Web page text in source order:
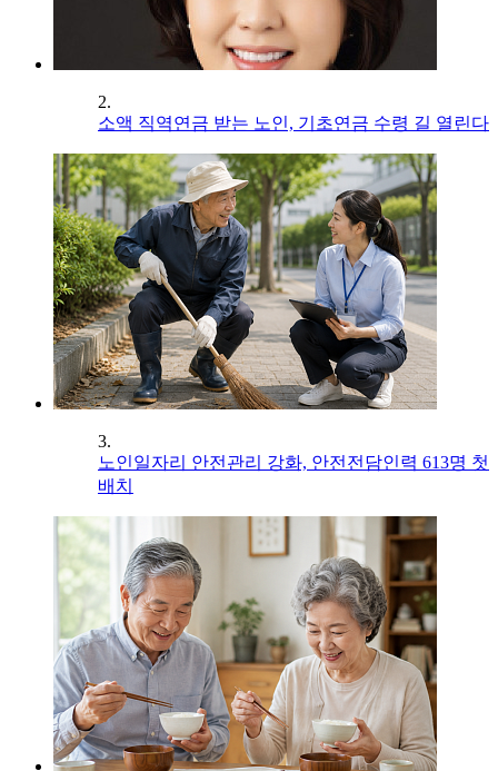
2.
소액 직역연금 받는 노인, 기초연금 수령 길 열린다
3.
노인일자리 안전관리 강화, 안전전담인력 613명 첫
배치